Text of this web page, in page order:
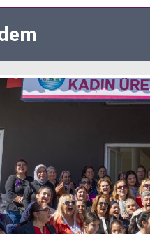
kadınlara yönelik